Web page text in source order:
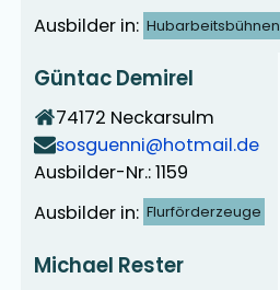
Ausbilder in: Hubarbeitsbühnen
Güntac Demirel
74172 Neckarsulm
sosguenni@hotmail.de
Ausbilder-Nr.: 1159
Ausbilder in: Flurförderzeuge
Michael Rester